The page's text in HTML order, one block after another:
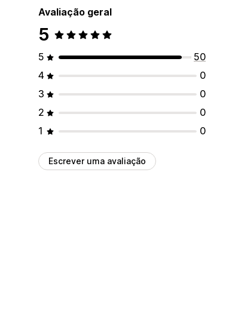
Avaliação geral
5
5
50
4
0
3
0
2
0
1
0
Escrever uma avaliação